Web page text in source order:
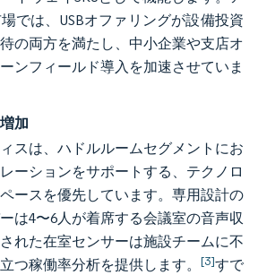
では、USBオファリングが設備投資
の両方を満たし、中小企業や支店オ
ンフィールド導入を加速させていま
加
スは、ハドルルームセグメントにお
ーションをサポートする、テクノロ
ースを優先しています。専用設計の
は4〜6人が着席する会議室の音声収
れた在室センサーは施設チームに不
つ稼働率分析を提供します。 [3]すで